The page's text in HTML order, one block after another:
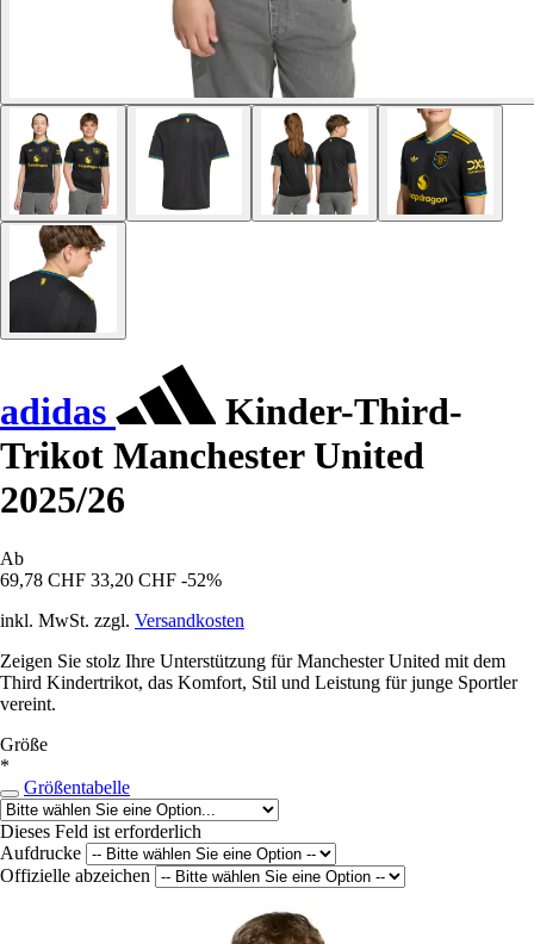
adidas
Kinder-Third-
Trikot Manchester United
2025/26
Ab
69,78 CHF 33,20 CHF -52%
inkl. MwSt. zzgl. Versandkosten
Zeigen Sie stolz Ihre Unterstützung für Manchester United mit dem
Third Kindertrikot, das Komfort, Stil und Leistung für junge Sportler
vereint.
Größe
*
Größentabelle
Dieses Feld ist erforderlich
Aufdrucke
Offizielle abzeichen